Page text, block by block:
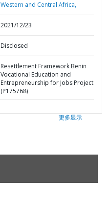
Western and Central Africa,
2021/12/23
Disclosed
Resettlement Framework Benin
Vocational Education and
Entrepreneurship for Jobs Project
(P175768)
更多显示